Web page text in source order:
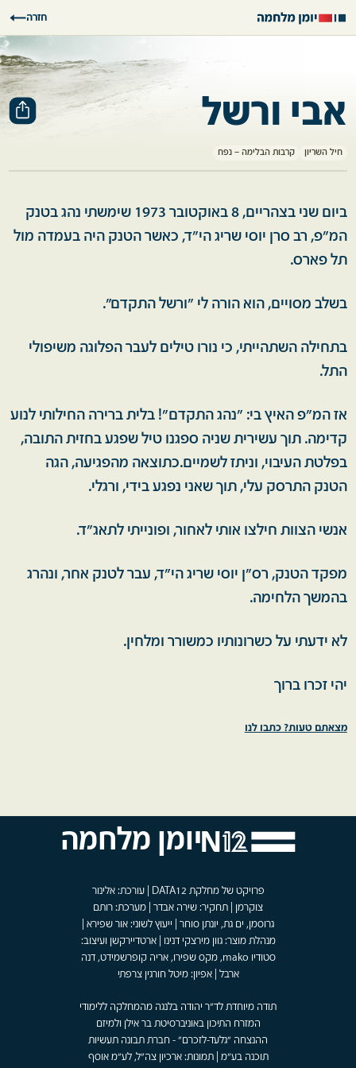
חזרה
אבי ורשל
חיל השריון קרבות הבלימה – נפח
ביום שני בצהריים, 8 באוקטובר 1973 שימשתי נהג בטנק
המ"פ, רב סרן יוסי שריג הי"ד, כאשר הטנק היה בעמדה מול
תל פארס.
בשלב מסויים, הוא הורה לי "ורשל התקדם".
בתחילה השתהייתי, כי נורו טילים לעבר הפלוגה משיפולי
התל.
אז המ"פ האיץ בי: "נהג התקדם"! בלית ברירה החילותי לנוע
קדימה. תוך עשירית שניה ספגנו טיל שפגע בחזית התובה,
בפלטת העיבוי, וניתז לשמיים.כתוצאה מהפגיעה, הגה
הטנק התרסק עלי, תוך שאני נפגע בידי, ורגלי.
אנשי הצוות חילצו אותי לאחור, ופונייתי לתאג"ד.
מפקד הטנק, רס"ן יוסי שריג הי"ד, עבר לטנק אחר, ונהרג
בהמשך הלחימה.
לא ידעתי על כשרונותיו כמשורר ומלחין.
יהי זכרו ברוך
מצאתם טעות? כתבו לנו
יומן מלחמה
פרויקט של מחלקת DATA12 | עורכת: אלינור
צוקרמן | תחקיר: שירה אבדר | מערכת: רותם
גרוסמן, ים גת, יונתן סוחר | ייעוץ לשוני: אור שפירא |
מנהלת מוצר: גוון מירצקי דנינו | ארטדיירקשן ועיצוב:
סטודיו mako, מקס שפירו, אריה קופרשמידט, דנה
ארבל | אפיון: מיטל חורגין צרפתי
תודה מיוחדת לד"ר יהודה בלנגה מהמחלקה ללימודי
המזרח התיכון באוניברסיטת בר אילן ולמיזם
ההנצחה "גלעד-לזכרם" - חברת תבונה תעשיות
תוכנה בע"מ | תמונות: ארכיון צה"ל, לע"מ אוסף